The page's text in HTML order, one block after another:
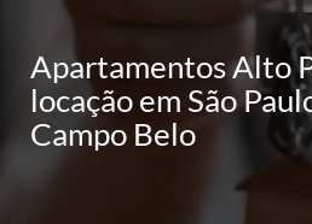
Apartamentos Alto
locação em São
Campo Belo